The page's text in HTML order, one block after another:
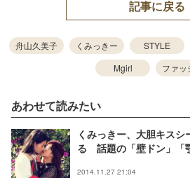
記事に戻る
舟山久美子 くみっきー STYLE
Mgirl
ファッ
あわせて読みたい
くみっきー、大胆キス
る 話題の「壁ドン」「
2014.11.27 21:04